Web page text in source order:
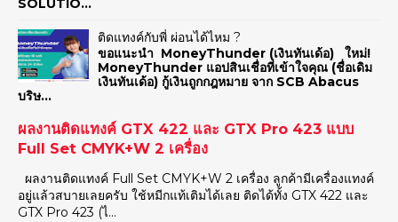
SOLUTIO...
ติดแทงค์กับพี่ ผ่อนได้ไหม ?
ขอแนะนำ MoneyThunder (เงินทันเด้อ) ใหม่!
MoneyThunder แอปสินเชื่อที่เข้าใจคุณ (ชื่อเดิม
เงินทันเด้อ) กู้เงินถูกกฎหมาย จาก SCB Abacus
บริษ...
ผลงานติดแทงค์ GTX 422 และ GTX Pro 423 แบบ
Full Set CMYK+W 2 เครื่อง
ผลงานติดแทงค์ Full Set CMYK+W 2 เครื่อง ลูกค้ามีเครื่องแทงค์
อยู่แล้วสบายเลยครับ ใช้หมีกแท้เติมได้เลย ติดได้ทั้ง GTX 422 และ
GTX Pro 423 (ไ...